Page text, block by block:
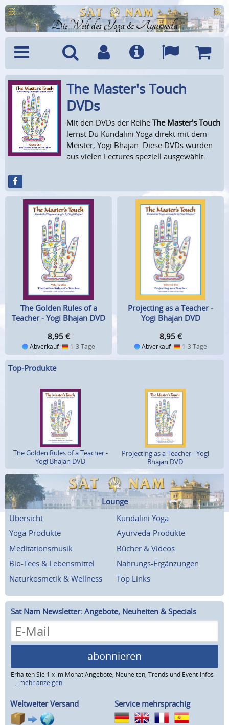
Die Welt des Yoga & Ayurveda
Menü SucheBenutzerkonto
Info Sprachen
The Master's Touch
DVDs
Mit den DVDs der Reihe The Master's Touch
lernst Du Kundalini Yoga direkt mit dem
Meister, Yogi Bhajan. Diese DVDs wurden
aus vielen Lectures speziell ausgewählt.
The Golden Rules of a
Teacher - Yogi Bhajan DVD
8,95 €
Abverkauf 1-3 Tage
Projecting as a Teacher -
Yogi Bhajan DVD
8,95 €
Abverkauf 1-3 Tage
Top-Produkte
The Golden Rules of a Teacher -
Yogi Bhajan DVD
Projecting as a Teacher - Yogi
Bhajan DVD
Lounge
Übersicht
Kundalini Yoga
Yoga-Produkte
Ayurveda-Produkte
Meditationsmusik
Bücher & Videos
Bio-Tees & Lebensmittel
Nahrungs-Ergänzungen
Naturkosmetik & Wellness
Top Links
Sat Nam Newsletter: Angebote, Neuheiten & Specials
abonnieren
Erhalten Sie 1 x im Monat Angebote, Neuheiten, Trends und Event-Infos
...mehr anzeigen
Weltweiter Versand Service mehrsprachig